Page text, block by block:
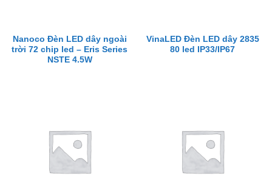
Nanoco Đèn LED dây ngoài
trời 72 chip led – Eris Series
NSTE 4.5W
VinaLED Đèn LED dây 2835
80 led IP33/IP67